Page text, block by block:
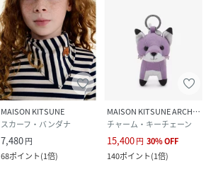
MAISON KITSUNE
スカーフ・バンダナ
7,480円
68ポイント(1倍)
MAISON KITSUNE ARCHIVES
チャーム・キーチェーン
15,400円 30%OFF
140ポイント(1倍)